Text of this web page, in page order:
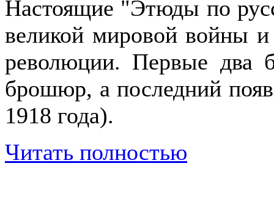
Настоящие "Этюды по
великой мировой войны
революции. Первые два
брошюр, а последний
1918 года).
Читать полностью